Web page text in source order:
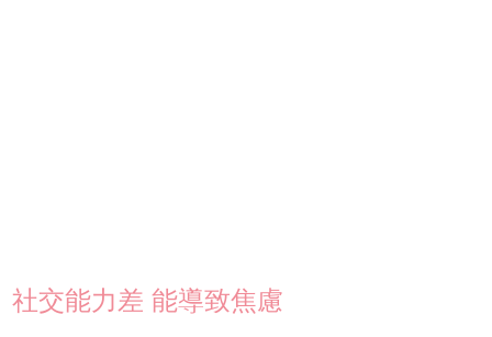
社交能力差 能導致焦慮